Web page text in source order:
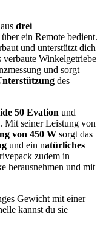
drei
ein Remote bedient.
und unterstützt dich
verbaute Winkelgetriebe
und sorgt
des
50 Evation und
Mit seiner Leistung von
von 450 W sorgt das
und ein natürliches
zudem in
herausnehmen und mit
Gewicht mit einer
kannst du sie